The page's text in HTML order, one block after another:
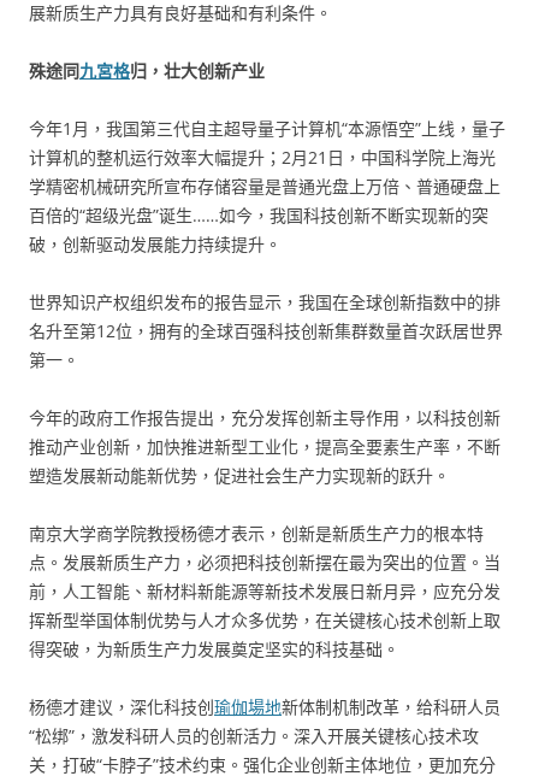
展新质生产力具有良好基础和有利条件。
殊途同九宮格归，壮大创新产业
今年1月，我国第三代自主超导量子计算机“本源悟空”上线，量子
计算机的整机运行效率大幅提升；2月21日，中国科学院上海光
学精密机械研究所宣布存储容量是普通光盘上万倍、普通硬盘上
百倍的“超级光盘”诞生……如今，我国科技创新不断实现新的突
破，创新驱动发展能力持续提升。
世界知识产权组织发布的报告显示，我国在全球创新指数中的排
名升至第12位，拥有的全球百强科技创新集群数量首次跃居世界
第一。
今年的政府工作报告提出，充分发挥创新主导作用，以科技创新
推动产业创新，加快推进新型工业化，提高全要素生产率，不断
塑造发展新动能新优势，促进社会生产力实现新的跃升。
南京大学商学院教授杨德才表示，创新是新质生产力的根本特
点。发展新质生产力，必须把科技创新摆在最为突出的位置。当
前，人工智能、新材料新能源等新技术发展日新月异，应充分发
挥新型举国体制优势与人才众多优势，在关键核心技术创新上取
得突破，为新质生产力发展奠定坚实的科技基础。
杨德才建议，深化科技创瑜伽場地新体制机制改革，给科研人员
“松绑”，激发科研人员的创新活力。深入开展关键核心技术攻
关，打破“卡脖子”技术约束。强化企业创新主体地位，更加充分